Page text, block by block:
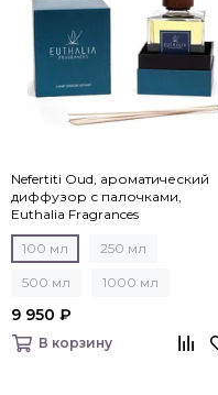
Nefertiti Oud, ароматический
диффузор с палочками,
Euthalia Fragrances
100 мл 250 мл
500 мл 1000 мл
9 950 ₽
В корзину